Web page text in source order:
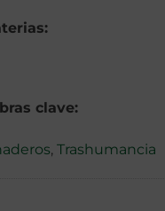
clave:
, Trashumancia